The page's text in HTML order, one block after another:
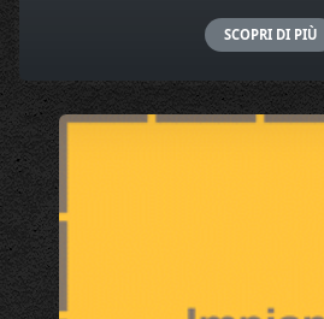
SCOPRI DI PIÙ